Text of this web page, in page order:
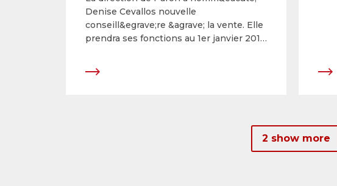
Denise Cevallos nouvelle
conseill&egrave;re &agrave; la vente. Elle
prendra ses fonctions au 1er janvier 2011.
(Vizeum &amp; ACT Europe) pour les
2 show more